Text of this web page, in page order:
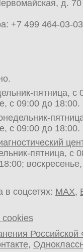
д.
+7 499 464-03-03
пятница, с
с 09:00 до 18:00.
с 09:00 до 18:00.
пятница, с
в соцсетях: MAX,
,